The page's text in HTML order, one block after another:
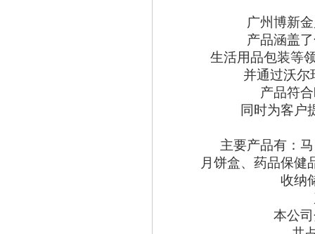
广州博新
产品涵盖
生活用品包装等
并通过沃尔
产品符
同时为客户
主要产品有：
月饼盒、药品保健
收纳
本公